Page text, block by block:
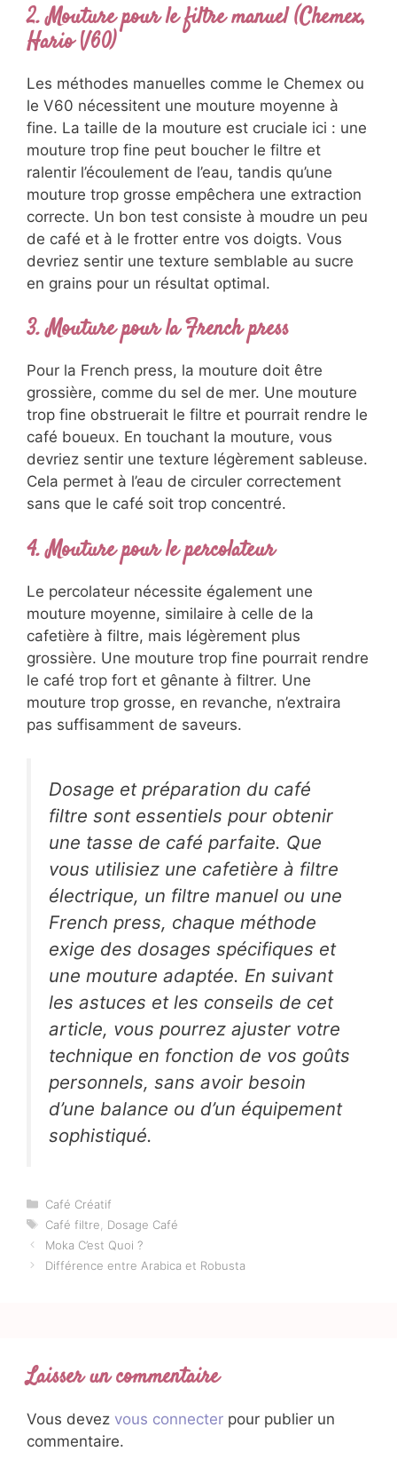
2. Mouture pour le filtre manuel (Chemex,
Hario V60)
Les méthodes manuelles comme le Chemex ou
le V60 nécessitent une mouture moyenne à
fine. La taille de la mouture est cruciale ici : une
mouture trop fine peut boucher le filtre et
ralentir l’écoulement de l’eau, tandis qu’une
mouture trop grosse empêchera une extraction
correcte. Un bon test consiste à moudre un peu
de café et à le frotter entre vos doigts. Vous
devriez sentir une texture semblable au sucre
en grains pour un résultat optimal.
3. Mouture pour la French press
Pour la French press, la mouture doit être
grossière, comme du sel de mer. Une mouture
trop fine obstruerait le filtre et pourrait rendre le
café boueux. En touchant la mouture, vous
devriez sentir une texture légèrement sableuse.
Cela permet à l’eau de circuler correctement
sans que le café soit trop concentré.
4. Mouture pour le percolateur
Le percolateur nécessite également une
mouture moyenne, similaire à celle de la
cafetière à filtre, mais légèrement plus
grossière. Une mouture trop fine pourrait rendre
le café trop fort et gênante à filtrer. Une
mouture trop grosse, en revanche, n’extraira
pas suffisamment de saveurs.
Dosage et préparation du café
filtre sont essentiels pour obtenir
une tasse de café parfaite. Que
vous utilisiez une cafetière à filtre
électrique, un filtre manuel ou une
French press, chaque méthode
exige des dosages spécifiques et
une mouture adaptée. En suivant
les astuces et les conseils de cet
article, vous pourrez ajuster votre
technique en fonction de vos goûts
personnels, sans avoir besoin
d’une balance ou d’un équipement
sophistiqué.
Catégories
Café Créatif
Étiquettes
Café filtre
Dosage Café
Moka C’est Quoi ?
Différence entre Arabica et Robusta
Laisser un commentaire
Vous devez vous connecter pour publier un
commentaire.